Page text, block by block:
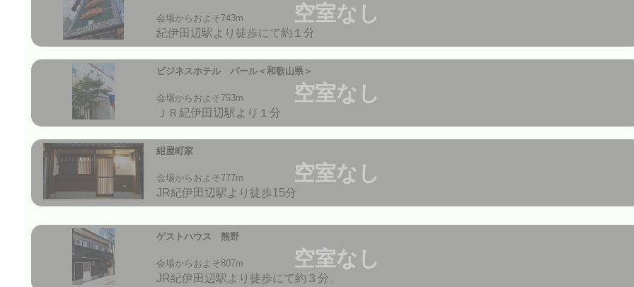
空室なし
会場からおよそ743m
紀伊田辺駅より徒歩にて約１分
空室なし
ビジネスホテル パール＜和歌山県＞
会場からおよそ753m
ＪＲ紀伊田辺駅より１分
空室なし
紺屋町家
会場からおよそ777m
JR紀伊田辺駅より徒歩15分
空室なし
ゲストハウス 熊野
会場からおよそ807m
JR紀伊田辺駅より徒歩にて約３分。